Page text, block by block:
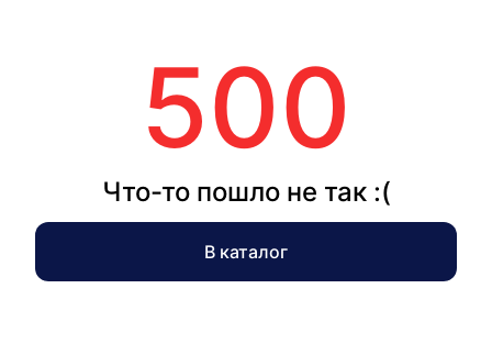
500
Что-то пошло не так :(
В каталог